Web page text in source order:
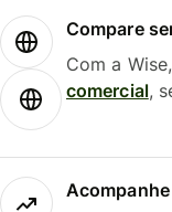
Compare
Com a
comercial,